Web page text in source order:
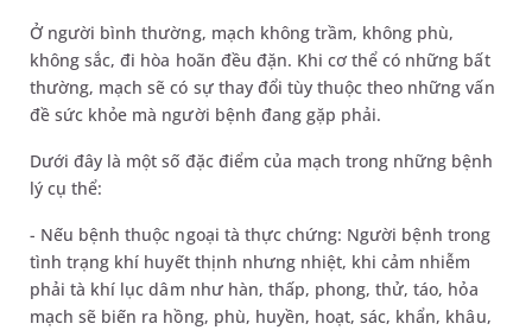
Ở người bình thường, mạch không trầm, không phù,
không sắc, đi hòa hoãn đều đặn. Khi cơ thể có những bất
thường, mạch sẽ có sự thay đổi tùy thuộc theo những vấn
đề sức khỏe mà người bệnh đang gặp phải.
Dưới đây là một số đặc điểm của mạch trong những bệnh
lý cụ thể:
- Nếu bệnh thuộc ngoại tà thực chứng: Người bệnh trong
tình trạng khí huyết thịnh nhưng nhiệt, khi cảm nhiễm
phải tà khí lục dâm như hàn, thấp, phong, thử, táo, hỏa
mạch sẽ biến ra hồng, phù, huyền, hoạt, sác, khẩn, khâu,